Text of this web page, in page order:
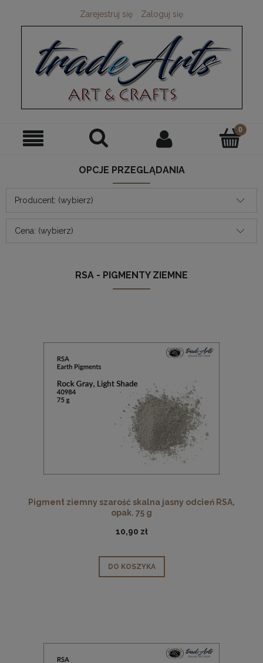
Zarejestruj się Zaloguj się
OPCJE PRZEGLĄDANIA
Producent: (wybierz)
Cena: (wybierz)
RSA - PIGMENTY ZIEMNE
Pigment ziemny szarość skalna jasny odcień RSA,
opak. 75 g
10,90 zł
DO KOSZYKA